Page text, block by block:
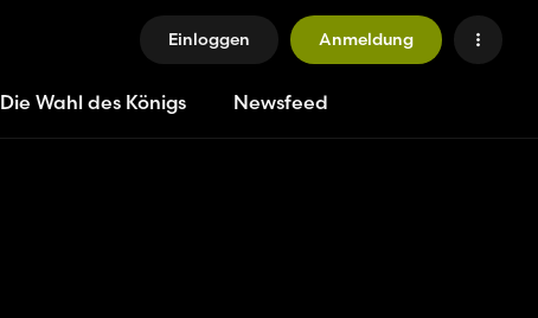
Einloggen Anmeldung
Die Wahl des Königs Newsfeed